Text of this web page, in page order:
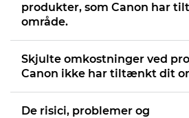
produkter, som Canon har
område.
Skjulte omkostninger ved
Canon ikke har tiltænkt dit
De risici, problemer og